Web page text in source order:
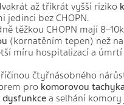
až třikrát vyšší riziko
jedinci bez CHOPN.
těžkou CHOPN mají
(kornatěním tepen) než
míru hospitalizací a úmrtí
čtyřnásobného
pro komorovou
dysfunkce a selhání